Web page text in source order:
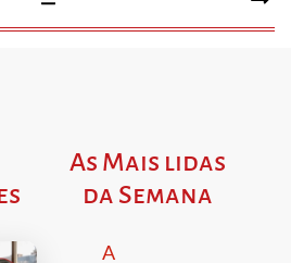
As Mais lidas
da Semana
A